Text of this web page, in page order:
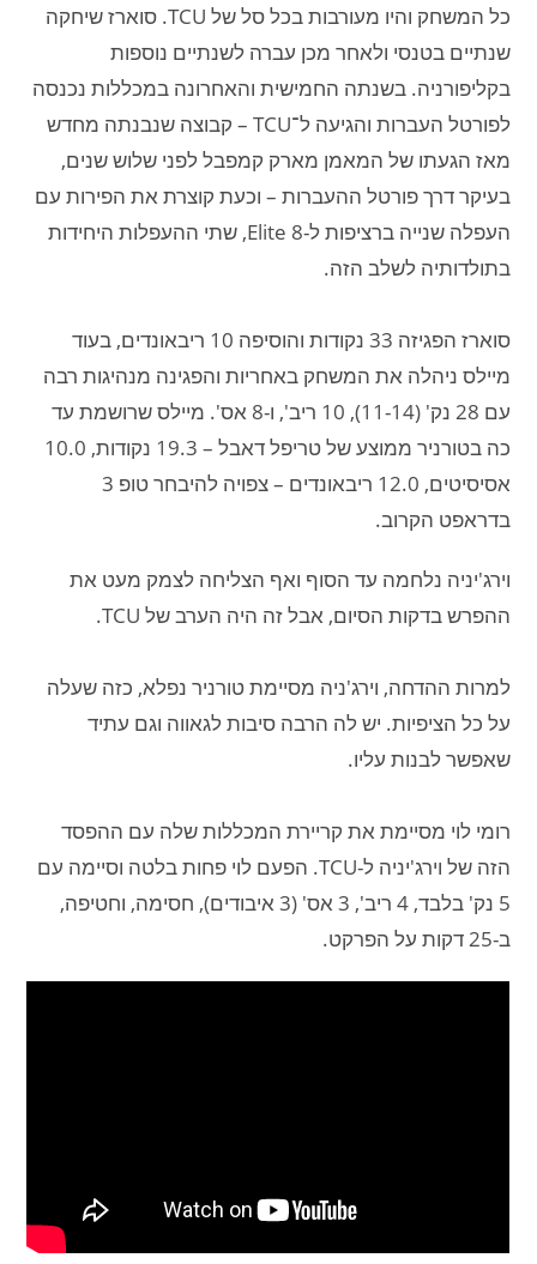
כל המשחק והיו מעורבות בכל סל של TCU. סוארז שיחקה
שנתיים בטנסי ולאחר מכן עברה לשנתיים נוספות
בקליפורניה. בשנתה החמישית והאחרונה במכללות נכנסה
לפורטל העברות והגיעה ל־TCU – קבוצה שנבנתה מחדש
מאז הגעתו של המאמן מארק קמפבל לפני שלוש שנים,
בעיקר דרך פורטל ההעברות – וכעת קוצרת את הפירות עם
העפלה שנייה ברציפות ל-Elite 8, שתי ההעפלות היחידות
בתולדותיה לשלב הזה.
סוארז הפגיזה 33 נקודות והוסיפה 10 ריבאונדים, בעוד
מיילס ניהלה את המשחק באחריות והפגינה מנהיגות רבה
עם 28 נק' (11-14), 10 ריב', ו-8 אס'. מיילס שרושמת עד
כה בטורניר ממוצע של טריפל דאבל – 19.3 נקודות, 10.0
אסיסיטים, 12.0 ריבאונדים – צפויה להיבחר טופ 3
בדראפט הקרוב.
וירג'יניה נלחמה עד הסוף ואף הצליחה לצמק מעט את
ההפרש בדקות הסיום, אבל זה היה הערב של TCU.
למרות ההדחה, וירג'ניה מסיימת טורניר נפלא, כזה שעלה
על כל הציפיות. יש לה הרבה סיבות לגאווה וגם עתיד
שאפשר לבנות עליו.
רומי לוי מסיימת את קריירת המכללות שלה עם ההפסד
הזה של וירג'יניה ל-TCU. הפעם לוי פחות בלטה וסיימה עם
5 נק' בלבד, 4 ריב', 3 אס' (3 איבודים), חסימה, וחטיפה,
ב-25 דקות על הפרקט.